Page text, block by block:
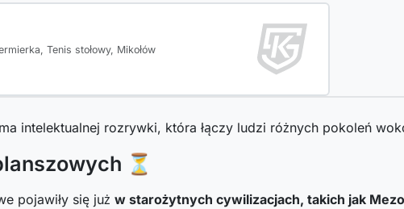
Tenis stołowy, Mikołów
intelektualnej rozrywki, która łączy ludzi różnych pokoleń
⏳
pojawiły się już w starożytnych cywilizacjach, takich jak